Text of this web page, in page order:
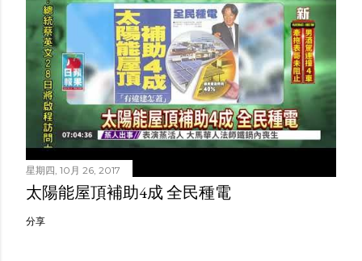
星期四, 10月 26, 2017
太陽能屋頂補助4成 全民種電
分享